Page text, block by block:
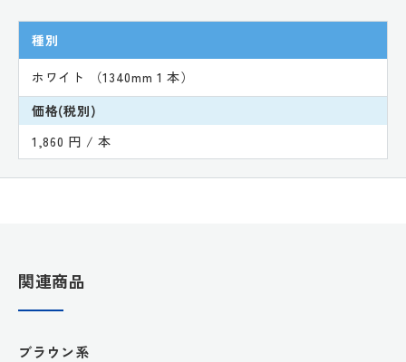
種別
ホワイト （1340mm 1 本）
価格(税別)
1,860 円 / 本
関連商品
ブラウン系